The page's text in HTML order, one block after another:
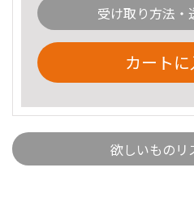
受け取り方法・
カート
欲しいものリ